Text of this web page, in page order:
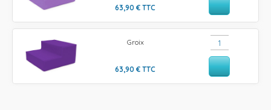
63,90€ TTC
Groix
63,90€ TTC